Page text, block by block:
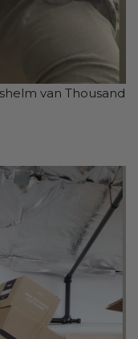
van Thousand